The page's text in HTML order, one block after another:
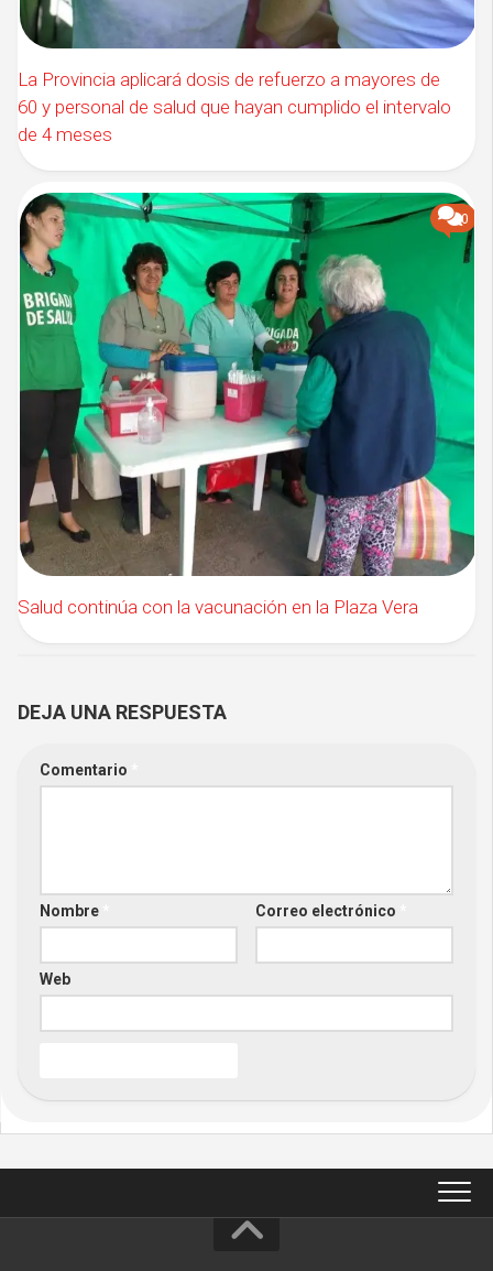
La Provincia aplicará dosis de refuerzo a mayores de
60 y personal de salud que hayan cumplido el intervalo
de 4 meses
0
Salud continúa con la vacunación en la Plaza Vera
DEJA UNA RESPUESTA
Comentario
Nombre Correo electrónico
Web